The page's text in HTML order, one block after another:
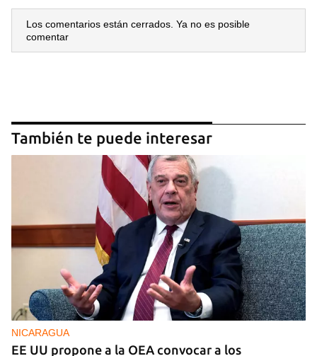
Los comentarios están cerrados. Ya no es posible
comentar
También te puede interesar
NICARAGUA
EE UU propone a la OEA convocar a los